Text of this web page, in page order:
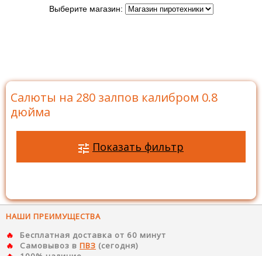
Выберите магазин:
Салюты на 280 залпов калибром 0.8
дюйма
Показать фильтр
НАШИ ПРЕИМУЩЕСТВА
Бесплатная доставка от 60 минут
Самовывоз в ПВЗ (сегодня)